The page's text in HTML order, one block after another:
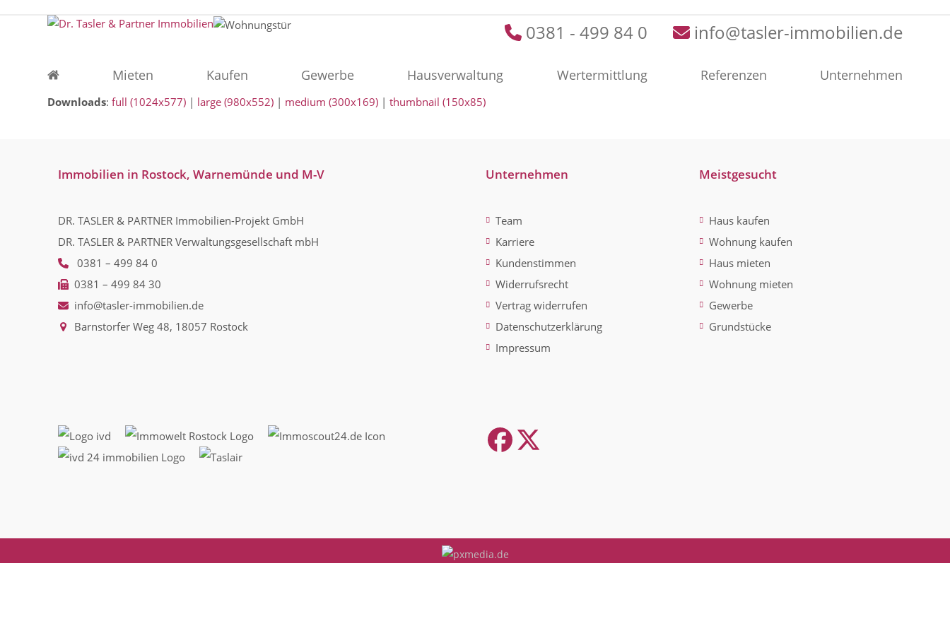
0381 - 499 84 0 info@tasler-immobilien.de
Mieten Kaufen Gewerbe Hausverwaltung Wertermittlung Referenzen Unternehmen
Downloads:full (1024x577) | large (980x552) | medium (300x169) |thumbnail (150x85)
Immobilien in Rostock, Warnemünde und M-V
DR. TASLER & PARTNER Immobilien-Projekt GmbH
DR. TASLER & PARTNER Verwaltungsgesellschaft mbH
0381 – 499 84 0
0381 – 499 84 30
info@tasler-immobilien.de
Barnstorfer Weg 48, 18057 Rostock
Unternehmen
Team
Karriere
Kundenstimmen
Widerrufsrecht
Vertrag widerrufen
Datenschutzerklärung
Impressum
Meistgesucht
Haus kaufen
Wohnung kaufen
Haus mieten
Wohnung mieten
Gewerbe
Grundstücke
Facebook
Twitter